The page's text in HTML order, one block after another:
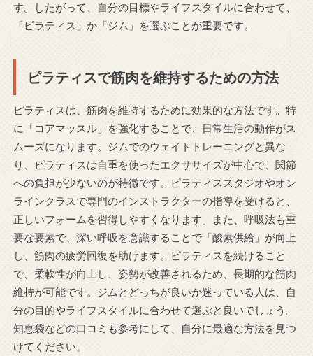
す。したがって、自分の目標やライフスタイルに合わせて、
「ピラティス」か「ジム」を選ぶことが重要です。
ピラティスで筋肉を維持するための方法
ピラティスは、筋肉を維持するために効果的な方法です。特
に「コアマッスル」を強化することで、日常生活の動作がス
ムーズになります。ジムでのウェイトトレーニングと異な
り、ピラティスは自重を使ったエクササイズが中心で、関節
への負担が少ないのが特徴です。ピラティススタジオやオン
ラインクラスで専門のインストラクターの指導を受けると、
正しいフォームを習得しやすくなります。また、呼吸法も重
要な要素で、深い呼吸を意識することで「酸素供給」が向上
し、筋肉の疲労回復を助けます。ピラティスを続けること
で、柔軟性が向上し、姿勢が改善されるため、長期的な筋肉
維持が可能です。ジムとどっちが良いか迷っている人は、自
分の目的やライフスタイルに合わせて選ぶと良いでしょう。
知恵袋などの口コミも参考にして、自分に最適な方法を見つ
けてください。